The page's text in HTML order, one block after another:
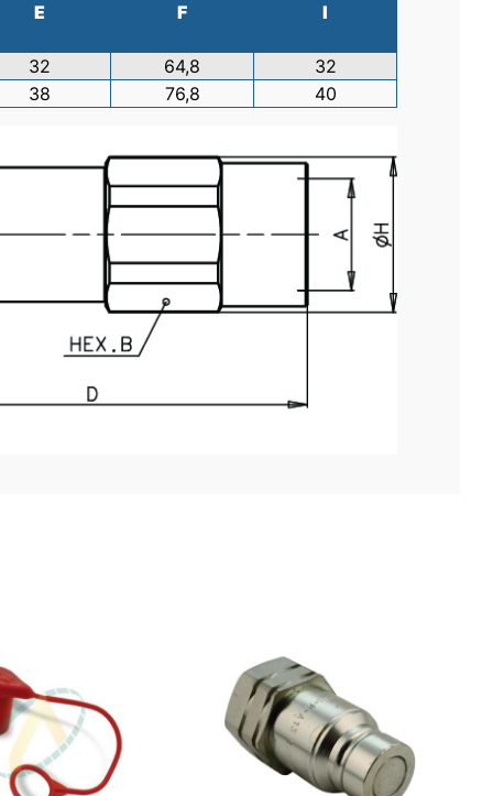
E F I
32 64,8
32
38
76,8 40